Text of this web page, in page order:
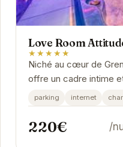
Love Room
★★★★★
Niché au cœur de
offre un cadre intime
couples. Ses
confortables...
parking internet
220€ /